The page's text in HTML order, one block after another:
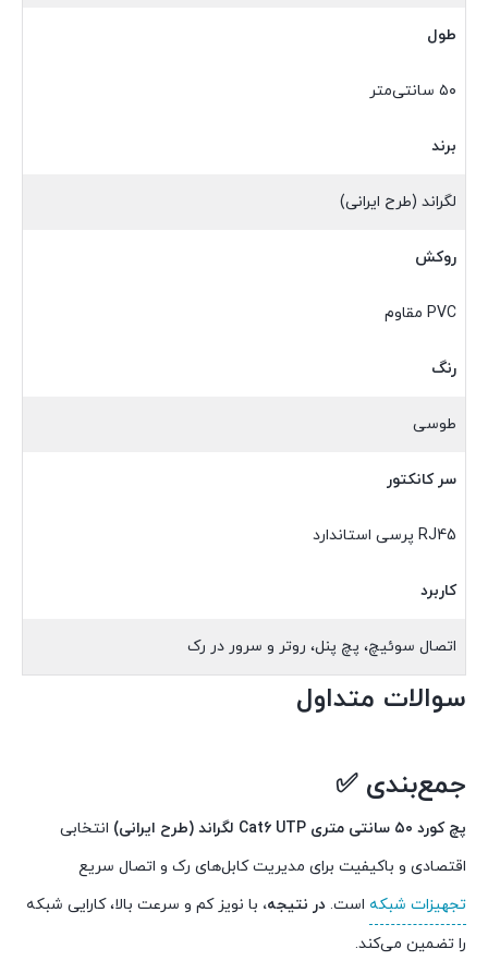
طول
۵۰ سانتی‌متر
برند
لگراند (طرح ایرانی)
روکش
PVC مقاوم
رنگ
طوسی
سر کانکتور
RJ45 پرسی استاندارد
کاربرد
اتصال سوئیچ، پچ پنل، روتر و سرور در رک
سوالات متداول
جمع‌بندی ✅
پچ کورد ۵۰ سانتی متری Cat6 UTP لگراند (طرح ایرانی)
انتخابی
اقتصادی و باکیفیت برای مدیریت کابل‌های رک و اتصال سریع
تجهیزات شبکه است. در نتیجه، با نویز کم و سرعت بالا، کارایی شبکه
را تضمین می‌کند.